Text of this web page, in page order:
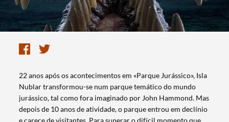
​22 anos após os acontecimentos em «Parque Jurássico», Isla
Nublar transformou-se num parque temático do mundo
jurássico, tal como fora imaginado por John Hammond. Mas
depois de 10 anos de atividade, o parque entrou em declínio
e carece de visitantes. Para superar o difícil momento que